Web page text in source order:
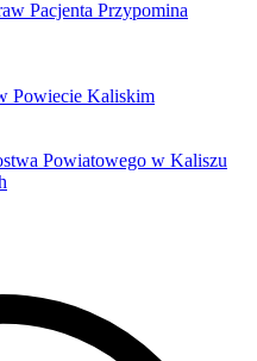
Pacjenta Przypomina
Powiecie Kaliskim
Powiatowego w Kaliszu